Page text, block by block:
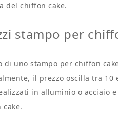
del chiffon cake.
stampo per
di uno stampo per chiffon
il prezzo oscilla tra
in alluminio o acciaio